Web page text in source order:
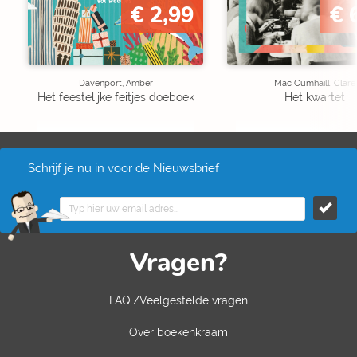
€ 2,99
Davenport, Amber
Het feestelijke feitjes doeboek
€
Mac Cumhaill, Clare
Het kwartet
Schrijf je nu in voor de Nieuwsbrief
Vragen?
FAQ /Veelgestelde vragen
Over boekenkraam